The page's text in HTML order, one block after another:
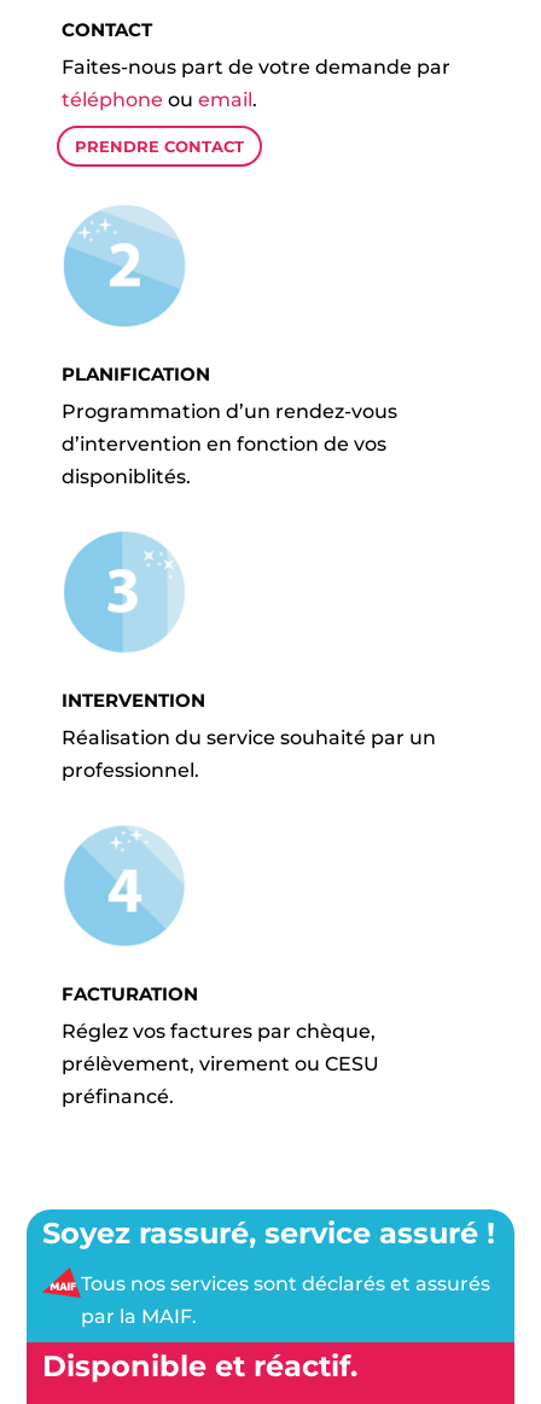
CONTACT
Faites-nous part de votre demande par
téléphone ou email.
PRENDRE CONTACT
PLANIFICATION
Programmation d’un rendez-vous
d’intervention en fonction de vos
disponiblités.
INTERVENTION
Réalisation du service souhaité par un
professionnel.
FACTURATION
Réglez vos factures par chèque,
prélèvement, virement ou CESU
préfinancé.
Soyez rassuré, service assuré !
Tous nos services sont déclarés et assurés
par la MAIF.
Disponible et réactif.